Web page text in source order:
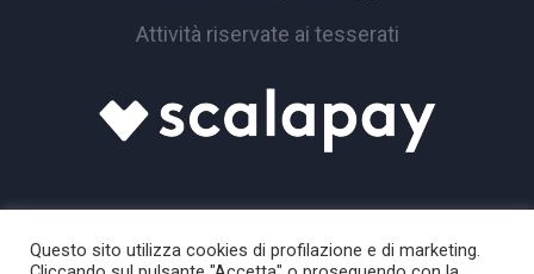
Attività riservate ai tesserati
Questo sito utilizza cookies di profilazione e di marketing.